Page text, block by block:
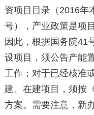
资项目目录（2016年
号），产业政策是项
因此，根据国务院41
设项目，须公告产能
工作；对于已经核准
建、在建项目，须按
方案。需要注意，新